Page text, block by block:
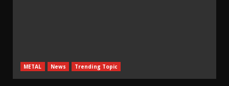
METAL News Trending Topic